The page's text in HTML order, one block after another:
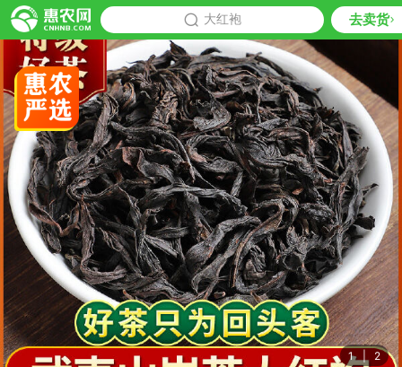
大红袍 去卖货
1 2
限时免费订阅大红袍行情趋势